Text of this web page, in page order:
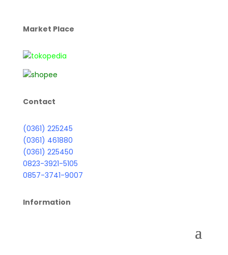
Market Place
Contact
(0361) 225245
(0361) 461880
(0361) 225450
0823-3921-5105
0857-3741-9007
Information